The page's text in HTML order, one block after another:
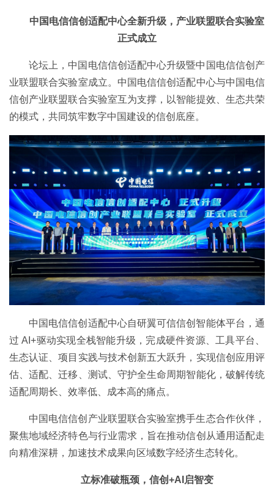
中国电信信创适配中心全新升级，产业联盟联合实验室
正式成立
论坛上，中国电信信创适配中心升级暨中国电信信创产
业联盟联合实验室成立。中国电信信创适配中心与中国电信
信创产业联盟联合实验室互为支撑，以智能提效、生态共荣
的模式，共同筑牢数字中国建设的信创底座。
中国电信信创适配中心自研翼可信信创智能体平台，通
过 AI+驱动实现全栈智能升级，完成硬件资源、工具平台、
生态认证、项目实践与技术创新五大跃升，实现信创应用评
估、适配、迁移、测试、守护全生命周期智能化，破解传统
适配周期长、效率低、成本高的痛点。
中国电信信创产业联盟联合实验室携手生态合作伙伴，
聚焦地域经济特色与行业需求，旨在推动信创从通用适配走
向精准深耕，加速技术成果向区域数字经济生态转化。
立标准破瓶颈，信创+AI启智变